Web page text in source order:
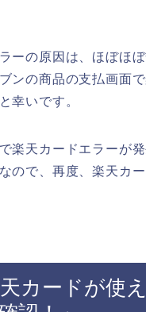
ーの原因は、ほぼほ
ンの商品の支払画面
幸いです。
楽天カードエラーが
ので、再度、楽天カ
カードが使